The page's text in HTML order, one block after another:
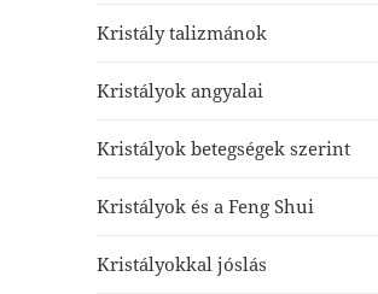
Kristály talizmánok
Kristályok angyalai
Kristályok betegségek szerint
Kristályok és a Feng Shui
Kristályokkal jóslás